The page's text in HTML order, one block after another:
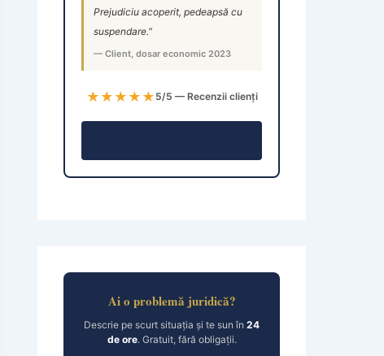
Prejudiciu acoperit, pedeapsă cu
suspendare."
— Client, dosar economic 2023
★★★★★ 5/5 — Recenzii clienți
Ai o problemă juridică?
Descrie pe scurt situația și te sun în 24
de ore. Gratuit, fără obligații.